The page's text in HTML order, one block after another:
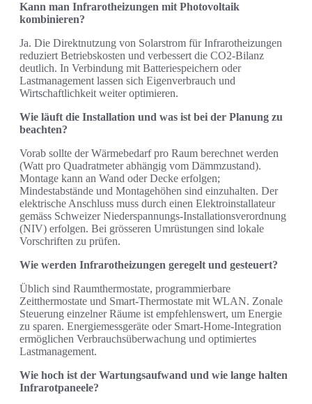
Kann man Infrarotheizungen mit Photovoltaik
kombinieren?
Ja. Die Direktnutzung von Solarstrom für Infrarotheizungen
reduziert Betriebskosten und verbessert die CO2‑Bilanz
deutlich. In Verbindung mit Batteriespeichern oder
Lastmanagement lassen sich Eigenverbrauch und
Wirtschaftlichkeit weiter optimieren.
Wie läuft die Installation und was ist bei der Planung zu
beachten?
Vorab sollte der Wärmebedarf pro Raum berechnet werden
(Watt pro Quadratmeter abhängig vom Dämmzustand).
Montage kann an Wand oder Decke erfolgen;
Mindestabstände und Montagehöhen sind einzuhalten. Der
elektrische Anschluss muss durch einen Elektroinstallateur
gemäss Schweizer Niederspannungs‑Installationsverordnung
(NIV) erfolgen. Bei grösseren Umrüstungen sind lokale
Vorschriften zu prüfen.
Wie werden Infrarotheizungen geregelt und gesteuert?
Üblich sind Raumthermostate, programmierbare
Zeitthermostate und Smart‑Thermostate mit WLAN. Zonale
Steuerung einzelner Räume ist empfehlenswert, um Energie
zu sparen. Energiemessgeräte oder Smart‑Home‑Integration
ermöglichen Verbrauchsüberwachung und optimiertes
Lastmanagement.
Wie hoch ist der Wartungsaufwand und wie lange halten
Infrarotpaneele?